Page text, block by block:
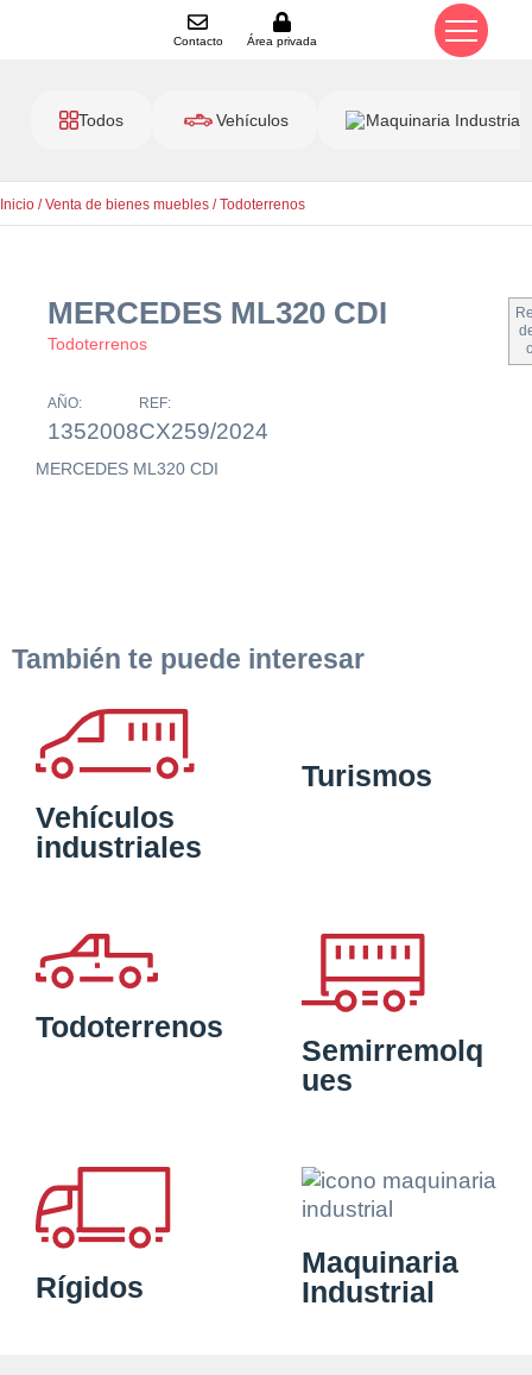
Contacto Área privada
Todos Vehículos Maquinaria Industrial
Inicio /Venta de bienes muebles /Todoterrenos
MERCEDES ML320 CDI
Todoterrenos
AÑO:
1352008
REF:
CX259/2024
MERCEDES ML320 CDI
También te puede interesar
Vehículos
industriales
Turismos
Todoterrenos
Semirremolq
ues
Rígidos
Maquinaria
Industrial